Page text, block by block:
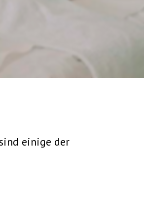
einige der